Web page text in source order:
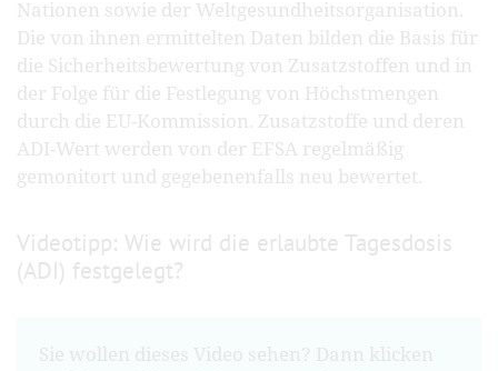
Nationen sowie der Weltgesundheitsorganisation.
Die von ihnen ermittelten Daten bilden die Basis für
die Sicherheitsbewertung von Zusatzstoffen und in
der Folge für die Festlegung von Höchstmengen
durch die EU-Kommission. Zusatzstoffe und deren
ADI-Wert werden von der EFSA regelmäßig
gemonitort und gegebenenfalls neu bewertet.
Videotipp: Wie wird die erlaubte Tagesdosis
(ADI) festgelegt?